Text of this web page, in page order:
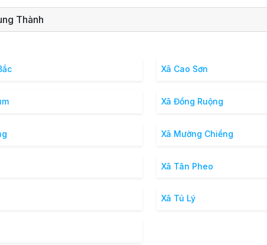
Thành
Xã Cao Sơn
Xã Đồng Ruộng
Xã Mường Chiềng
Xã Tân Pheo
Xã Tú Lý